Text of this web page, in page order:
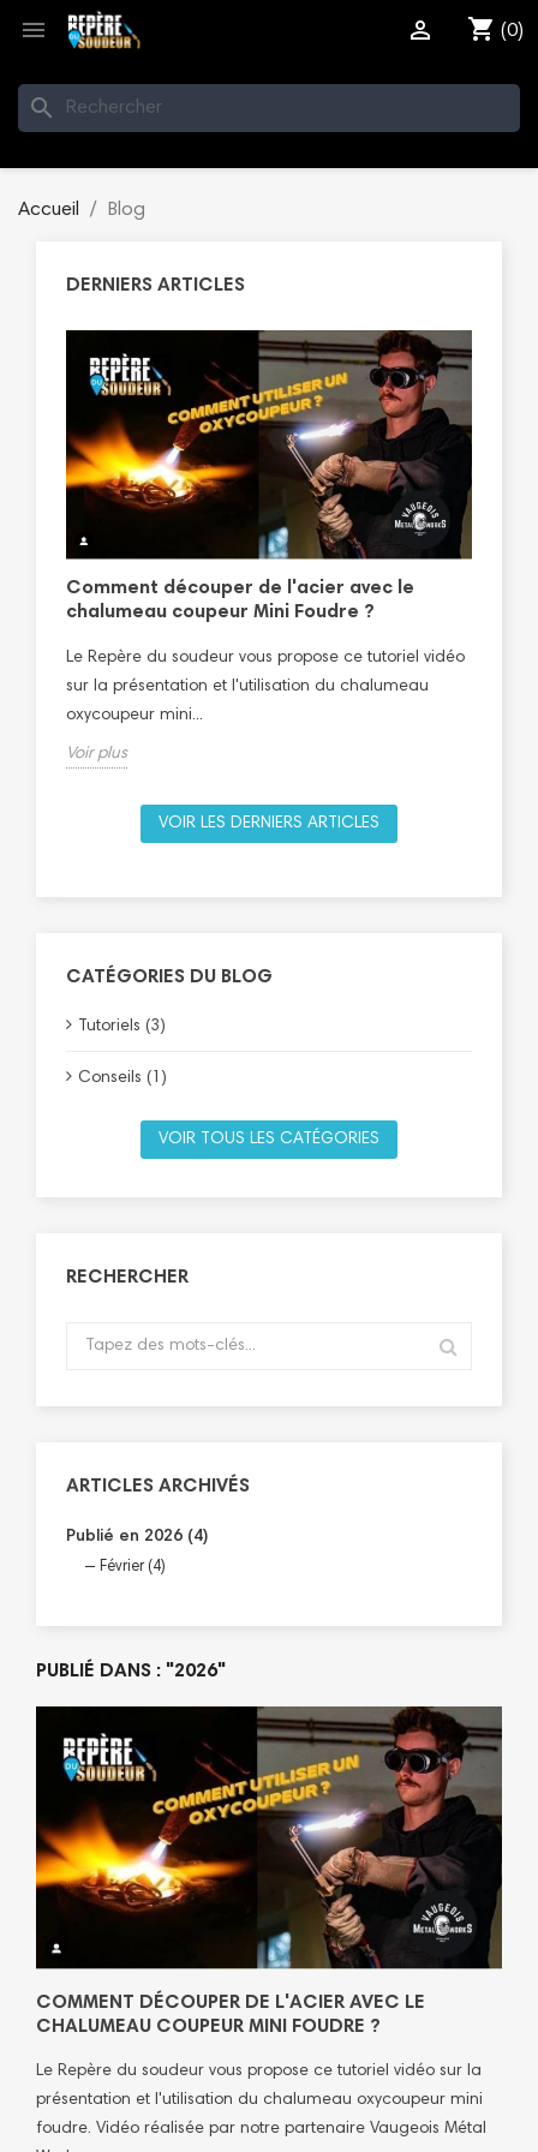
 shopping_cart (0)

search
Accueil Blog
DERNIERS ARTICLES
Comment découper de l'acier avec le
chalumeau coupeur Mini Foudre ?
Le Repère du soudeur vous propose ce tutoriel vidéo
sur la présentation et l'utilisation du chalumeau
oxycoupeur mini...
Voir plus
VOIR LES DERNIERS ARTICLES
CATÉGORIES DU BLOG
Tutoriels (3)
Conseils (1)
VOIR TOUS LES CATÉGORIES
RECHERCHER
ARTICLES ARCHIVÉS
Publié en 2026 (4)
Février (4)
PUBLIÉ DANS : "2026"
COMMENT DÉCOUPER DE L'ACIER AVEC LE
CHALUMEAU COUPEUR MINI FOUDRE ?
Le Repère du soudeur vous propose ce tutoriel vidéo sur la
présentation et l'utilisation du chalumeau oxycoupeur mini
foudre. Vidéo réalisée par notre partenaire Vaugeois Métal